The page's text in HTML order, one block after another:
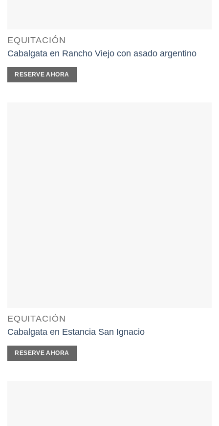
EQUITACIÓN
Cabalgata en Rancho Viejo con asado argentino
RESERVE AHORA
EQUITACIÓN
Cabalgata en Estancia San Ignacio
RESERVE AHORA